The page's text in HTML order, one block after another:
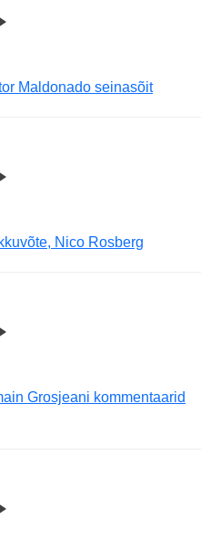
Maldonado seinasõit
Nico Rosberg
Grosjeani kommentaarid